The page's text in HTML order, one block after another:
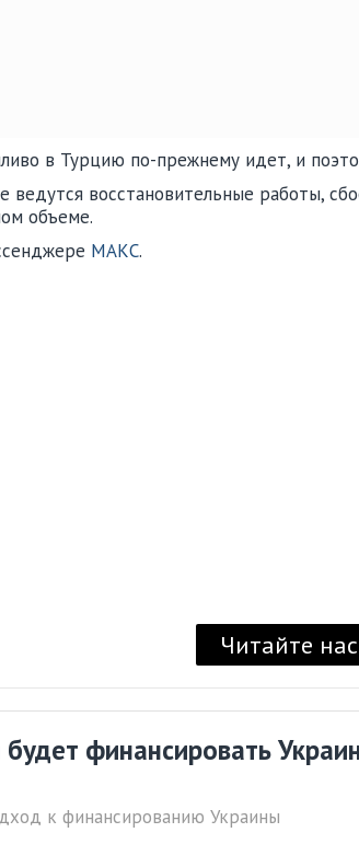
в Турцию по-прежнему идет, и
ведутся восстановительные работы,
объеме.
МАКС.
Читайте